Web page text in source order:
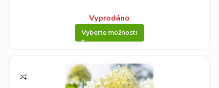
Vyprodáno
Vyberte možnosti